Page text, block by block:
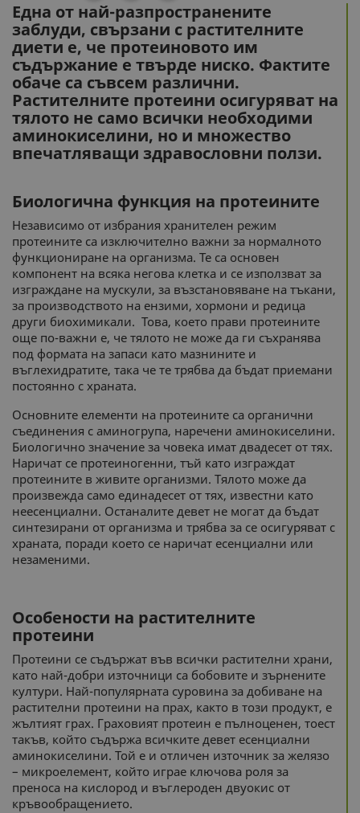
Една от най-разпространените
заблуди, свързани с растителните
диети е, че протеиновото им
съдържание е твърде ниско. Фактите
обаче са съвсем различни.
Растителните протеини осигуряват на
тялото не само всички необходими
аминокиселини, но и множество
впечатляващи здравословни ползи.
Биологична функция на протеините
Независимо от избрания хранителен режим
протеините са изключително важни за нормалното
функциониране на организма. Те са основен
компонент на всяка негова клетка и се използват за
изграждане на мускули, за възстановяване на тъкани,
за производството на ензими, хормони и редица
други биохимикали. Това, което прави протеините
още по-важни е, че тялото не може да ги съхранява
под формата на запаси като мазнините и
въглехидратите, така че те трябва да бъдат приемани
постоянно с храната.
Основните елементи на протеините са органични
съединения с аминогрупа, наречени аминокиселини.
Биологично значение за човека имат двадесет от тях.
Наричат се протеиногенни, тъй като изграждат
протеините в живите организми. Тялото може да
произвежда само единадесет от тях, известни като
неесенциални. Останалите девет не могат да бъдат
синтезирани от организма и трябва за се осигуряват с
храната, поради което се наричат есенциални или
незаменими.
Особености на растителните
протеини
Протеини се съдържат във всички растителни храни,
като най-добри източници са бобовите и зърнените
култури. Най-популярната суровина за добиване на
растителни протеини на прах, както в този продукт, е
жълтият грах. Граховият протеин е пълноценен, тоест
такъв, който съдържа всичките девет есенциални
аминокиселини. Той е и отличен източник за желязо
– микроелемент, който играе ключова роля за
преноса на кислород и въглероден двуокис от
кръвообращението.